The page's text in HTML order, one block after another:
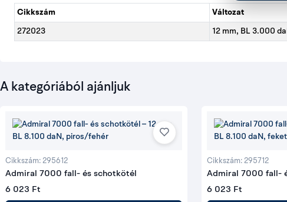
Cikkszám Változat
272023 12 mm, BL 3.000
A kategóriából ajánljuk
Cikkszám: 295612
Admiral 7000 fall- és schotkötél
6 023 Ft
Cikkszám: 295712
Admiral 7000 fall-
6 023 Ft